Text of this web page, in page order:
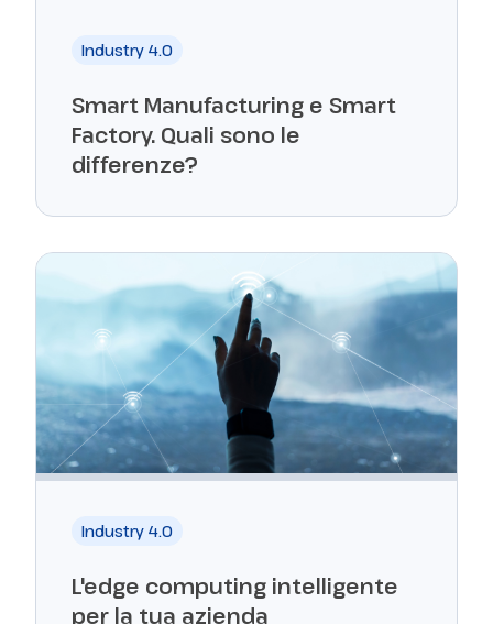
Industry 4.0
Smart Manufacturing e Smart
Factory. Quali sono le
differenze?
Industry 4.0
L'edge computing intelligente
per la tua azienda